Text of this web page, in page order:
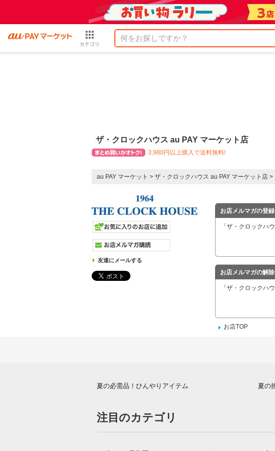
カテゴリ
ザ・クロックハウス au PAY マーケット店
3,980円以上購入で送料無料!
au PAY マーケット > ザ・クロックハウス au PAY マーケット店 >
お店メルマガの登録
「ザ・クロックハ
お店メルマガの解除
「ザ・クロックハ
お店TOP
友達にメールする
夏の必需品！ひんやりアイテム 夏の
注目のカテゴリ